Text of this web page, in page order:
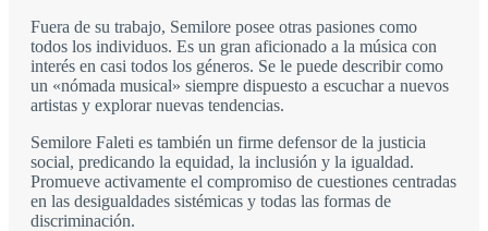
Fuera de su trabajo, Semilore posee otras pasiones como
todos los individuos. Es un gran aficionado a la música con
interés en casi todos los géneros. Se le puede describir como
un «nómada musical» siempre dispuesto a escuchar a nuevos
artistas y explorar nuevas tendencias.
Semilore Faleti es también un firme defensor de la justicia
social, predicando la equidad, la inclusión y la igualdad.
Promueve activamente el compromiso de cuestiones centradas
en las desigualdades sistémicas y todas las formas de
discriminación.